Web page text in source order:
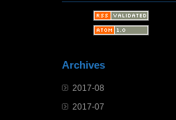
Archives
2017-08
2017-07